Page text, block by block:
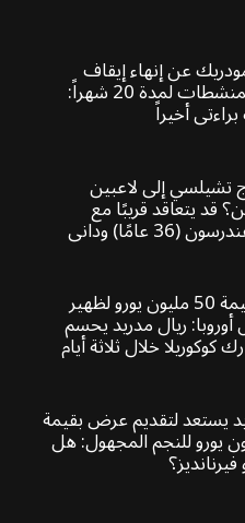
عن إنهاء إيقاف
تعاطي المنشطات لمدة 20 شهراً:
أخيراً
تشيلسي إلى لاعبين
قد يتعاقد قريبًا مع
جوردان هندرسون (36 عامًا) وداني
صفقة بقيمة 50 مليون يورو لظهير
ريال مدريد يحسم
كوكوريلا خلال ثلاثة أيام
يستعد لتقديم عرض بقيمة
يورو للنجم المجهول: هل